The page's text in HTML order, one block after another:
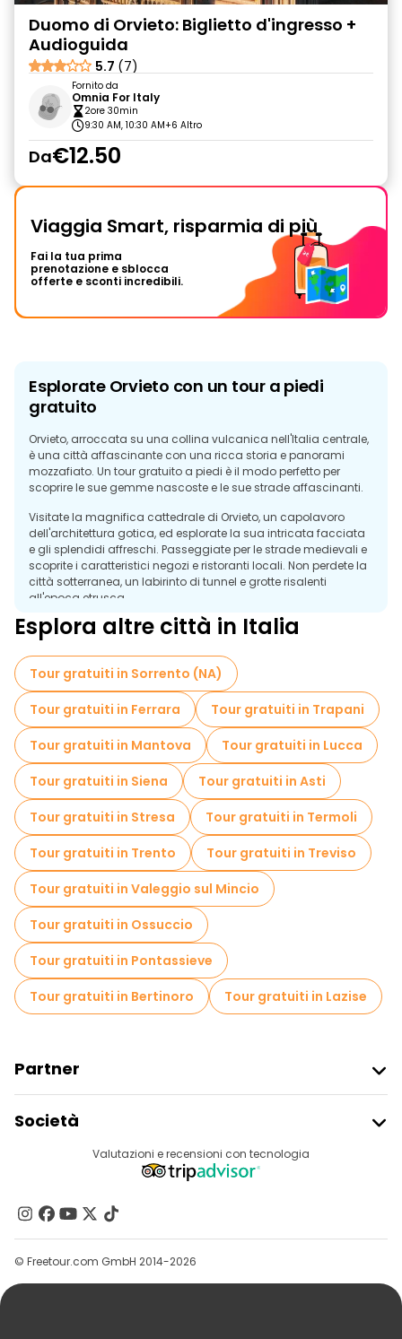
Duomo di Orvieto: Biglietto d'ingresso +
Audioguida
5.7 (7)
Fornito da
Omnia For Italy
2ore 30min
9:30 AM, 10:30 AM+6 Altro
Da€12.50
Viaggia Smart, risparmia di più
Fai la tua prima
prenotazione e sblocca
offerte e sconti incredibili.
Esplorate Orvieto con un tour a piedi
gratuito
Orvieto, arroccata su una collina vulcanica nell'Italia centrale,
è una città affascinante con una ricca storia e panorami
mozzafiato. Un tour gratuito a piedi è il modo perfetto per
scoprire le sue gemme nascoste e le sue strade affascinanti.
Visitate la magnifica cattedrale di Orvieto, un capolavoro
dell'architettura gotica, ed esplorate la sua intricata facciata
e gli splendidi affreschi. Passeggiate per le strade medievali e
scoprite i caratteristici negozi e ristoranti locali. Non perdete la
città sotterranea, un labirinto di tunnel e grotte risalenti
all'epoca etrusca.
Una visita guidata gratuita di Orvieto offre un'esperienza
indimenticabile, che unisce storia, arte e paesaggi
mozzafiato.
Esplora altre città in Italia
Tour gratuiti in Sorrento (NA)
Tour gratuiti in Ferrara
Tour gratuiti in Trapani
Tour gratuiti in Mantova
Tour gratuiti in Lucca
Tour gratuiti in Siena
Tour gratuiti in Asti
Tour gratuiti in Stresa
Tour gratuiti in Termoli
Tour gratuiti in Trento
Tour gratuiti in Treviso
Tour gratuiti in Valeggio sul Mincio
Tour gratuiti in Ossuccio
Tour gratuiti in Pontassieve
Tour gratuiti in Bertinoro
Tour gratuiti in Lazise
Partner
Accesso Del Fornitore
Programma Di Affiliazione
Società
Destinazioni
Contattaci
Gruppi
Aiuto
Valutazioni e recensioni con tecnologia
© Freetour.com GmbH 2014-2026